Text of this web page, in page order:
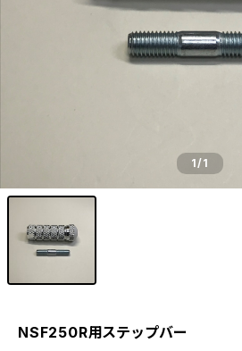
1/1
NSF250R用ステップバー